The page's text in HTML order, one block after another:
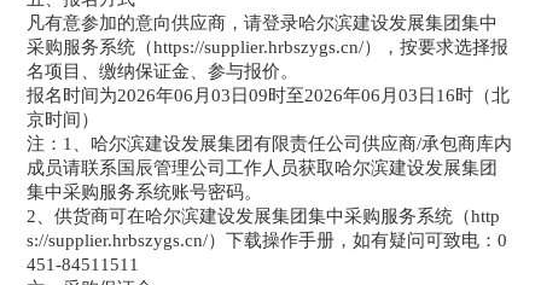
凡有意参加的意向供应商，请登录哈尔滨建设发展集团集中
采购服务系统（https://supplier.hrbszygs.cn/），按要求选择报
名项目、缴纳保证金、参与报价。
报名时间为2026年06月03日09时至2026年06月03日16时（北
京时间）
注：1、哈尔滨建设发展集团有限责任公司供应商/承包商库内
成员请联系国辰管理公司工作人员获取哈尔滨建设发展集团
集中采购服务系统账号密码。
2、供货商可在哈尔滨建设发展集团集中采购服务系统（http
s://supplier.hrbszygs.cn/）下载操作手册，如有疑问可致电：0
451-84511511